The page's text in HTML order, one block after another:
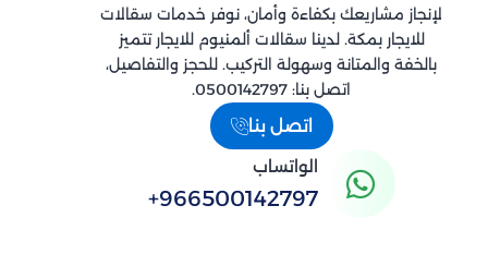
لإنجاز مشاريعك بكفاءة وأمان، نوفر خدمات سقالات
للايجار بمكة. لدينا سقالات ألمنيوم للايجار تتميز
بالخفة والمتانة وسهولة التركيب. للحجز والتفاصيل،
اتصل بنا: 0500142797.
اتصل بنا
الواتساب
+966500142797